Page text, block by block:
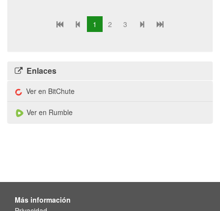
1 2 3
Enlaces
Ver en BitChute
Ver en Rumble
Más información